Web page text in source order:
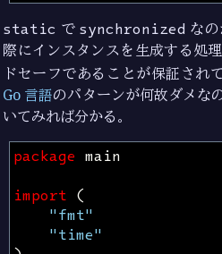
static で synchronized な
際にインスタンスを生成する処
ドセーフであることが保証され
Go 言語のパターンが何故ダメな
いてみれば分かる。
package main
import (
"fmt"
"time"